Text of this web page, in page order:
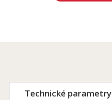
Technické parametry